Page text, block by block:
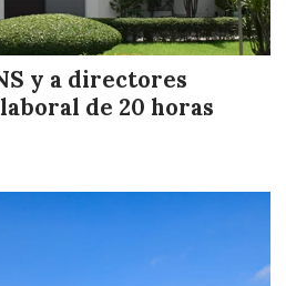
y a directores
de 20 horas